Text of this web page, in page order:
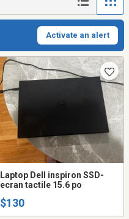
Activate an alert
Laptop Dell inspiron SSD-
ecran tactile 15.6 po
$130